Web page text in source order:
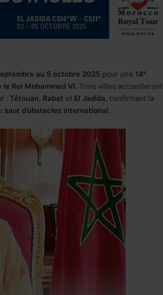
au 5 octobre 2025 pour une 14ᵉ
le Roi Mohammed VI. Trois villes accueilleront
: Tétouan, Rabat et El Jadida, confirmant la
saut d’obstacles international.